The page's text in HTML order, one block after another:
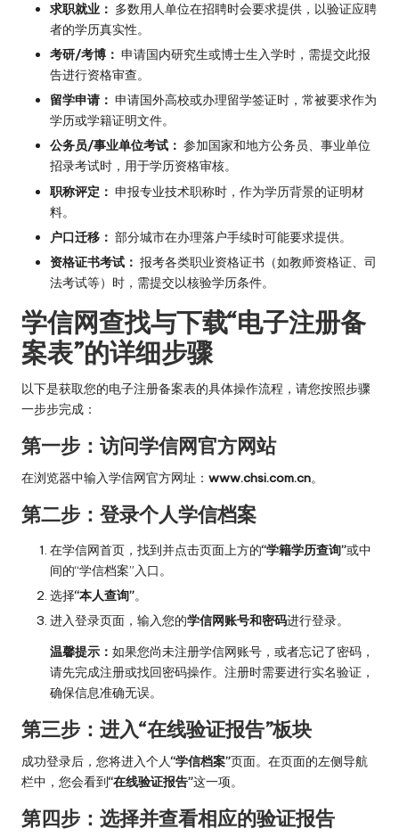
求职就业： 多数用人单位在招聘时会要求提供，以验证应聘
者的学历真实性。
考研/考博： 申请国内研究生或博士生入学时，需提交此报
告进行资格审查。
留学申请： 申请国外高校或办理留学签证时，常被要求作为
学历或学籍证明文件。
公务员/事业单位考试： 参加国家和地方公务员、事业单位
招录考试时，用于学历资格审核。
职称评定： 申报专业技术职称时，作为学历背景的证明材
料。
户口迁移： 部分城市在办理落户手续时可能要求提供。
资格证书考试： 报考各类职业资格证书（如教师资格证、司
法考试等）时，需提交以核验学历条件。
学信网查找与下载“电子注册备
案表”的详细步骤
以下是获取您的电子注册备案表的具体操作流程，请您按照步骤
一步步完成：
第一步：访问学信网官方网站
在浏览器中输入学信网官方网址： www.chsi.com.cn。
第二步：登录个人学信档案
在学信网首页，找到并点击页面上方的“学籍学历查询”或中
间的“学信档案”入口。
选择“本人查询”。
进入登录页面，输入您的学信网账号和密码进行登录。
温馨提示： 如果您尚未注册学信网账号，或者忘记了密码，
请先完成注册或找回密码操作。注册时需要进行实名验证，
确保信息准确无误。
第三步：进入“在线验证报告”板块
成功登录后，您将进入个人“学信档案”页面。在页面的左侧导航
栏中，您会看到“在线验证报告”这一项。
第四步：选择并查看相应的验证报告